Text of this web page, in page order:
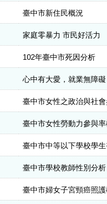
臺中市新住民概況
家庭零暴力 市民好活力
102年臺中市死因分析
心中有大愛，就業無障礙
臺中市女性之政治與社
臺中市女性勞動力參與率
臺中市中等以下學校學
臺中市學校教師性別分析
臺中市婦女子宮頸癌照護